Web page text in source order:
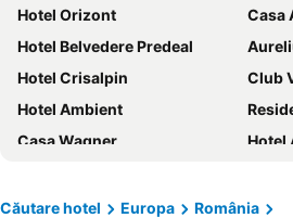
Hotel Orizont
Casa
Hotel Belvedere Predeal
Hotel Crisalpin
Club
Hotel Ambient
Casa Wagner
Hotel
Belvedere Resort Moieciu
Hotel
Căutare hotel Europa
România